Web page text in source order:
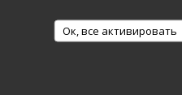
Ок, все активировать